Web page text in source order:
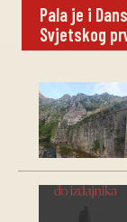
Pala je i
Svjetskog